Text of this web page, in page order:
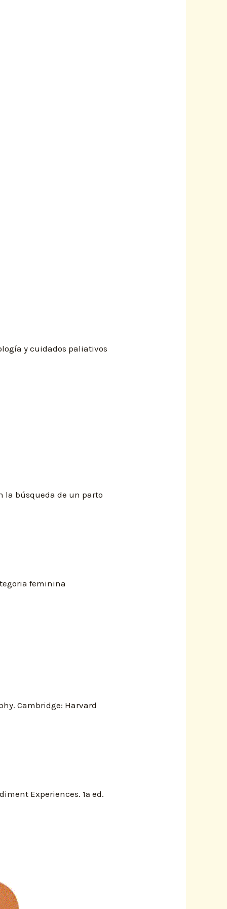
y cuidados paliativos
la búsqueda de un parto
feminina
Cambridge: Harvard
Experiences. 1ª ed.